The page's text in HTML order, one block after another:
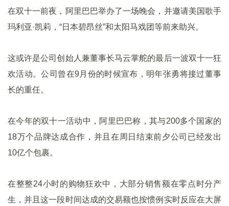
在双十一前夜，阿里巴巴举办了一场晚会，并邀请美国歌手
玛利亚·凯莉，“日本碧昂丝”和太阳马戏团等前来助兴。
这或许是公司创始人兼董事长马云掌舵的最后一波双十一狂
欢活动。公司曾在9月份的时候宣布，明年张勇将接过董事
长的重任。
在今年的双十一活动中，阿里巴巴称，其与200多个国家的
18万个品牌达成合作，并且在周日结束前夕公司已经发出
10亿个包裹。
在整整24小时的购物狂欢中，大部分销售额在零点时分产
生，并且这一段时间达成的交易额也按惯例实时反应在大屏